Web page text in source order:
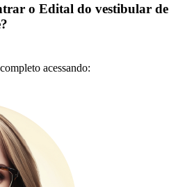
o Edital do vestibular de
acessando: